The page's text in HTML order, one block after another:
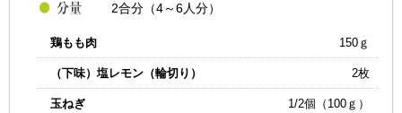
2合分（4～6人分）
鶏もも肉 150ｇ
（下味）塩レモン（輪切り） 2枚
玉ねぎ 1/2個（100ｇ）